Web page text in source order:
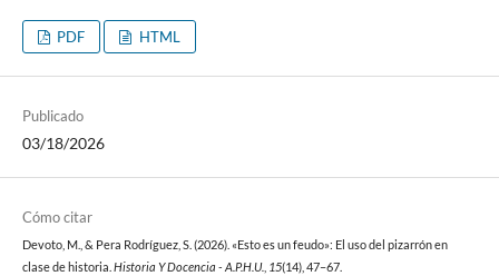
PDF HTML
Publicado
03/18/2026
Cómo citar
Devoto, M., & Pera Rodríguez, S. (2026). «Esto es un feudo»: El uso del pizarrón en
clase de historia. Historia Y Docencia - A.P.H.U. 15(14), 47–67.